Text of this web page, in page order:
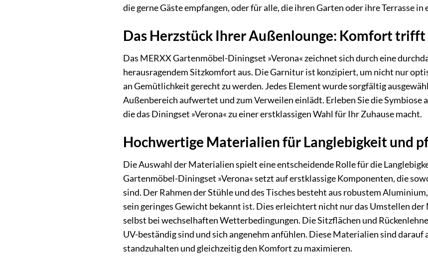
die gerne Gäste empfangen, oder für alle, die ihren Garten oder ihre Terrasse
Das Herzstück Ihrer Außenlounge: Komfort trifft
Das MERXX Gartenmöbel-Diningset »Verona« zeichnet sich durch eine
herausragendem Sitzkomfort aus. Die Garnitur ist konzipiert, um nicht nur
an Gemütlichkeit gerecht zu werden. Jedes Element wurde sorgfältig
Außenbereich aufwertet und zum Verweilen einlädt. Erleben Sie die
die das Diningset »Verona« zu einer erstklassigen Wahl für Ihr Zuhause macht.
Hochwertige Materialien für Langlebigkeit und
Die Auswahl der Materialien spielt eine entscheidende Rolle für die
Gartenmöbel-Diningset »Verona« setzt auf erstklassige Komponenten, die
sind. Der Rahmen der Stühle und des Tisches besteht aus robustem
sein geringes Gewicht bekannt ist. Dies erleichtert nicht nur das Umstellen
selbst bei wechselhaften Wetterbedingungen. Die Sitzflächen und
UV-beständig sind und sich angenehm anfühlen. Diese Materialien sind darauf
standzuhalten und gleichzeitig den Komfort zu maximieren.